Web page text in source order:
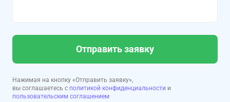
Отправить заявку
Нажимая на кнопку «Отправить заявку»,
вы соглашаетесь с политикой конфиденциальности и
пользовательским соглашением